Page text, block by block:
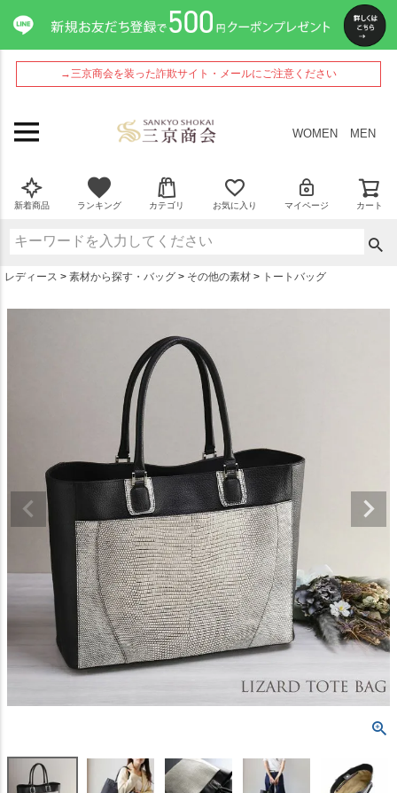
→三京商会を装った詐欺サイト・メールにご注意ください
WOMEN MEN
新着商品 ランキング カテゴリ お気に入り マイページ カート
レディース 素材から探す・バッグ その他の素材 トートバッグ
ペー
ジト
ップ
へ